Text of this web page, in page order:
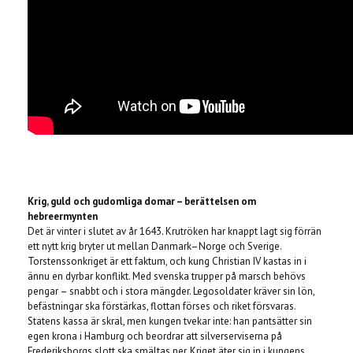
Krig, guld och gudomliga domar – berättelsen om
hebreermynten
Det är vinter i slutet av år 1643. Krutröken har knappt lagt sig förrän
ett nytt krig bryter ut mellan Danmark–Norge och Sverige.
Torstenssonkriget är ett faktum, och kung Christian IV kastas in i
ännu en dyrbar konflikt. Med svenska trupper på marsch behövs
pengar – snabbt och i stora mängder. Legosoldater kräver sin lön,
befästningar ska förstärkas, flottan förses och riket försvaras.
Statens kassa är skral, men kungen tvekar inte: han pantsätter sin
egen krona i Hamburg och beordrar att silverserviserna på